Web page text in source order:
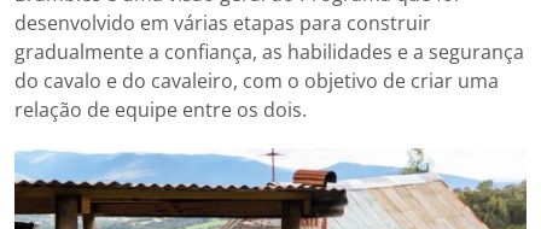
desenvolvido em várias etapas para construir
gradualmente a confiança, as habilidades e a segurança
do cavalo e do cavaleiro, com o objetivo de criar uma
relação de equipe entre os dois.